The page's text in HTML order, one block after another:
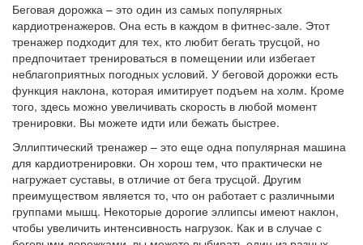
Беговая дорожка – это один из самых популярных
кардиотренажеров. Она есть в каждом в фитнес-зале. Этот
тренажер подходит для тех, кто любит бегать трусцой, но
предпочитает тренироваться в помещении или избегает
неблагоприятных погодных условий. У беговой дорожки есть
функция наклона, которая имитирует подъем на холм. Кроме
того, здесь можно увеличивать скорость в любой момент
тренировки. Вы можете идти или бежать быстрее.
Эллиптический тренажер – это еще одна популярная машина
для кардиотренировки. Он хорош тем, что практически не
нагружает суставы, в отличие от бега трусцой. Другим
преимуществом является то, что он работает с различными
группами мышц. Некоторые дорогие эллипсы имеют наклон,
чтобы увеличить интенсивность нагрузок. Как и в случае с